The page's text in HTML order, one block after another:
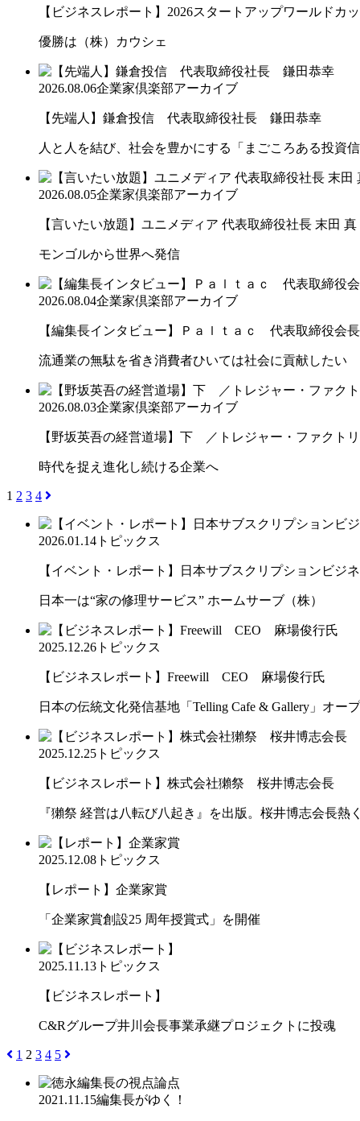
【ビジネスレポート】2026スタートアップワールドカ
優勝は（株）カウシェ
2026.08.06企業家倶楽部アーカイブ
【先端人】鎌倉投信 代表取締役社長 鎌田恭幸
人と人を結び、社会を豊かにする「まごころある投資
2026.08.05企業家倶楽部アーカイブ
【言いたい放題】ユニメディア 代表取締役社長 末田 真
モンゴルから世界へ発信
2026.08.04企業家倶楽部アーカイブ
【編集長インタビュー】Ｐａｌｔａｃ 代表取締役会
流通業の無駄を省き消費者ひいては社会に貢献したい
2026.08.03企業家倶楽部アーカイブ
【野坂英吾の経営道場】下 ／トレジャー・ファクト
時代を捉え進化し続ける企業へ
1 2 3 4
2026.01.14 トピックス
【イベント・レポート】日本サブスクリプションビジ
日本一は“家の修理サービス” ホームサーブ（株）
2025.12.26 トピックス
【ビジネスレポート】Freewill CEO 麻場俊行氏
日本の伝統文化発信基地「Telling Cafe & Gallery」オー
2025.12.25 トピックス
【ビジネスレポート】株式会社獺祭 桜井博志会長
『獺祭 経営は八転び八起き』を出版。桜井博志会長熱
2025.12.08 トピックス
【レポート】企業家賞
「企業家賞創設25 周年授賞式」を開催
2025.11.13 トピックス
【ビジネスレポート】
C&Rグループ井川会長事業承継プロジェクトに投魂
1 2 3 4 5
2021.11.15編集長がゆく！